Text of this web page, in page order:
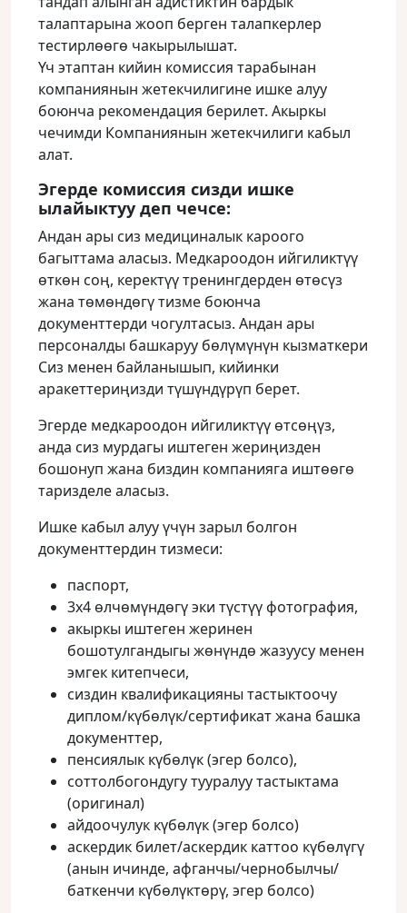
талаптарына жооп берген талапкерлер
тестирлөөгө чакырылышат.
Үч этаптан кийин комиссия тарабынан
компаниянын жетекчилигине ишке алуу
боюнча рекомендация берилет. Акыркы
чечимди Компаниянын жетекчилиги кабыл
алат.
Эгерде комиссия сизди ишке
ылайыктуу деп чечсе:
Андан ары сиз медициналык кароого
багыттама аласыз. Медкароодон ийгиликтүү
өткөн соң, керектүү тренингдерден өтөсүз
жана төмөндөгү тизме боюнча
документтерди чогултасыз. Андан ары
персоналды башкаруу бөлүмүнүн кызматкери
Сиз менен байланышып, кийинки
аракеттериңизди түшүндүрүп берет.
Эгерде медкароодон ийгиликтүү өтсөңүз,
анда сиз мурдагы иштеген жериңизден
бошонуп жана биздин компанияга иштөөгө
таризделе аласыз.
Ишке кабыл алуу үчүн зарыл болгон
документтердин тизмеси:
паспорт,
3х4 өлчөмүндөгү эки түстүү фотография,
акыркы иштеген жеринен
бошотулгандыгы жөнүндө жазуусу менен
эмгек китепчеси,
сиздин квалификацияны тастыктоочу
диплом/күбөлүк/сертификат жана башка
документтер,
пенсиялык күбөлүк (эгер болсо),
соттолбогондугу тууралуу тастыктама
(оригинал)
айдоочулук күбөлүк (эгер болсо)
аскердик билет/аскердик каттоо күбөлүгү
(анын ичинде, афганчы/чернобылчы/
баткенчи күбөлүктөрү, эгер болсо)